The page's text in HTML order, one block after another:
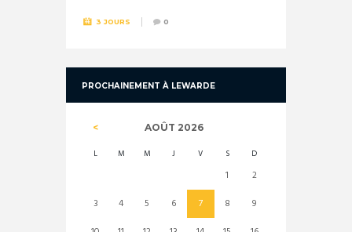
3 JOURS 0
PROCHAINEMENT À LEWARDE
AOÛT 2026
L M M J V S D
1
2
3
4 5 6 7 8
9